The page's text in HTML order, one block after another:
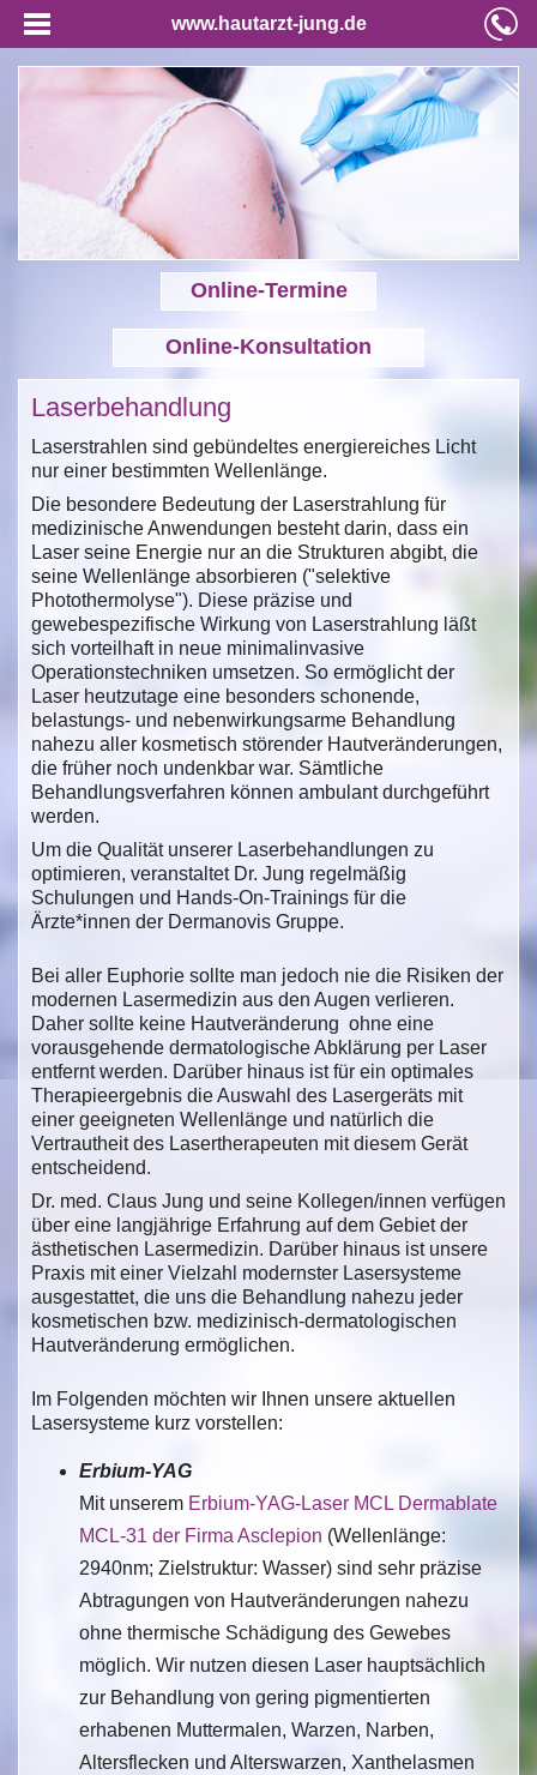
www.hautarzt-jung.de
Online-Termine
Online-Konsultation
Laserbehandlung
Laserstrahlen sind gebündeltes energiereiches Licht
nur einer bestimmten Wellenlänge.
Die besondere Bedeutung der Laserstrahlung für
medizinische Anwendungen besteht darin, dass ein
Laser seine Energie nur an die Strukturen abgibt, die
seine Wellenlänge absorbieren ("selektive
Photothermolyse"). Diese präzise und
gewebespezifische Wirkung von Laserstrahlung läßt
sich vorteilhaft in neue minimalinvasive
Operationstechniken umsetzen. So ermöglicht der
Laser heutzutage eine besonders schonende,
belastungs- und nebenwirkungsarme Behandlung
nahezu aller kosmetisch störender Hautveränderungen,
die früher noch undenkbar war. Sämtliche
Behandlungsverfahren können ambulant durchgeführt
werden.
Um die Qualität unserer Laserbehandlungen zu
optimieren, veranstaltet Dr. Jung regelmäßig
Schulungen und Hands-On-Trainings für die
Ärzte*innen der Dermanovis Gruppe.
Bei aller Euphorie sollte man jedoch nie die Risiken der
modernen Lasermedizin aus den Augen verlieren.
Daher sollte keine Hautveränderung ohne eine
vorausgehende dermatologische Abklärung per Laser
entfernt werden. Darüber hinaus ist für ein optimales
Therapieergebnis die Auswahl des Lasergeräts mit
einer geeigneten Wellenlänge und natürlich die
Vertrautheit des Lasertherapeuten mit diesem Gerät
entscheidend.
Dr. med. Claus Jung und seine Kollegen/innen verfügen
über eine langjährige Erfahrung auf dem Gebiet der
ästhetischen Lasermedizin. Darüber hinaus ist unsere
Praxis mit einer Vielzahl modernster Lasersysteme
ausgestattet, die uns die Behandlung nahezu jeder
kosmetischen bzw. medizinisch-dermatologischen
Hautveränderung ermöglichen.
Im Folgenden möchten wir Ihnen unsere aktuellen
Lasersysteme kurz vorstellen:
Erbium-YAG
Mit unserem Erbium-YAG-Laser MCL Dermablate
MCL-31 der Firma Asclepion (Wellenlänge:
2940nm; Zielstruktur: Wasser) sind sehr präzise
Abtragungen von Hautveränderungen nahezu
ohne thermische Schädigung des Gewebes
möglich. Wir nutzen diesen Laser hauptsächlich
zur Behandlung von gering pigmentierten
erhabenen Muttermalen, Warzen, Narben,
Altersflecken und Alterswarzen, Xanthelasmen